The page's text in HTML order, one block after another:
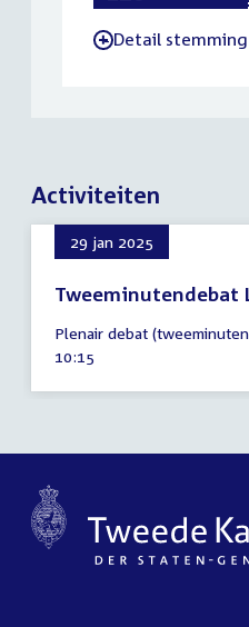
-Detail stemming
Activiteiten
29 jan 2025
Tweeminutendebat
januari
2025
Plenair debat
Tijd
10:15